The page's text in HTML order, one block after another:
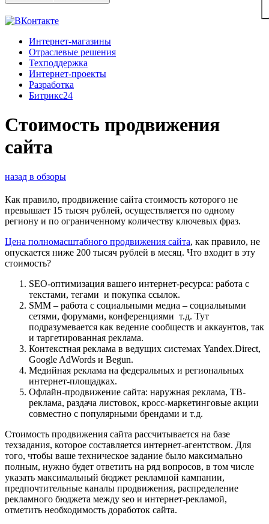
Интернет-магазины
Отраслевые решения
Техподдержка
Интернет-проекты
Разработка
Битрикс24
Стоимость продвижения
сайта
назад в обзоры
Как правило, продвижение сайта стоимость которого не
превышает 15 тысяч рублей, осуществляется по одному
региону и по ограниченному количеству ключевых фраз.
Цена полномасштабного продвижения сайта, как правило, не
опускается ниже 200 тысяч рублей в месяц. Что входит в эту
стоимость?
SEO-оптимизация вашего интернет-ресурса: работа с
текстами, тегами и покупка ссылок.
SMM – работа с социальными медиа – социальными
сетями, форумами, конференциями т.д. Тут
подразумевается как ведение сообществ и аккаунтов, так
и таргетированная реклама.
Контекстная реклама в ведущих системах Yandex.Direct,
Google AdWords и Begun.
Медийная реклама на федеральных и региональных
интернет-площадках.
Офлайн-продвижение сайта: наружная реклама, ТВ-
реклама, раздача листовок, кросс-маркетинговые акции
совместно с популярными брендами и т.д.
Стоимость продвижения сайта рассчитывается на базе
техзадания, которое составляется интернет-агентством. Для
того, чтобы ваше техническое задание было максимально
полным, нужно будет ответить на ряд вопросов, в том числе
указать максимальный бюджет рекламной кампании,
предпочтительные каналы продвижения, распределение
рекламного бюджета между seo и интернет-рекламой,
отметить необходимость доработок сайта.